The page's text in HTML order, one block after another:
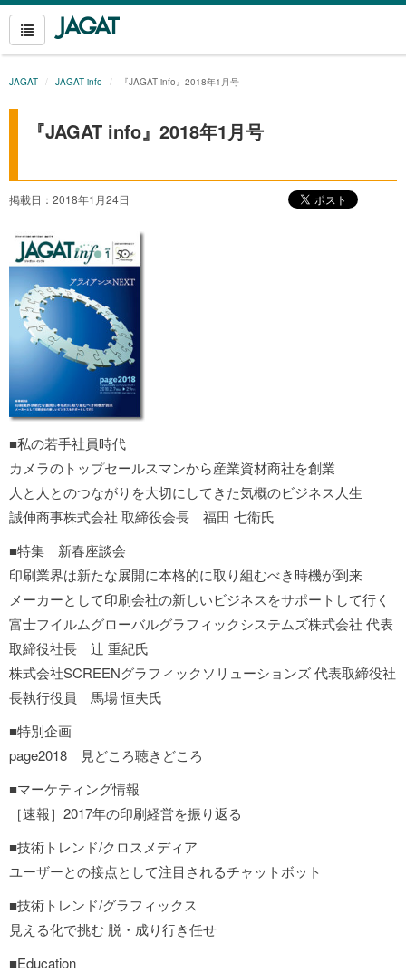
JAGAT JAGAT info 『JAGAT info』2018年1月号
『JAGAT info』2018年1月号
掲載日：2018年1月24日
■私の若手社員時代
カメラのトップセールスマンから産業資材商社を創業
人と人とのつながりを大切にしてきた気概のビジネス人生
誠伸商事株式会社 取締役会長 福田 七衛氏
■特集 新春座談会
印刷業界は新たな展開に本格的に取り組むべき時機が到来
メーカーとして印刷会社の新しいビジネスをサポートして行く
富士フイルムグローバルグラフィックシステムズ株式会社 代表
取締役社長 辻 重紀氏
株式会社SCREENグラフィックソリューションズ 代表取締役社
長執行役員 馬場 恒夫氏
■特別企画
page2018 見どころ聴きどころ
■マーケティング情報
［速報］2017年の印刷経営を振り返る
■技術トレンド/クロスメディア
ユーザーとの接点として注目されるチャットボット
■技術トレンド/グラフィックス
見える化で挑む 脱・成り行き任せ
■Education